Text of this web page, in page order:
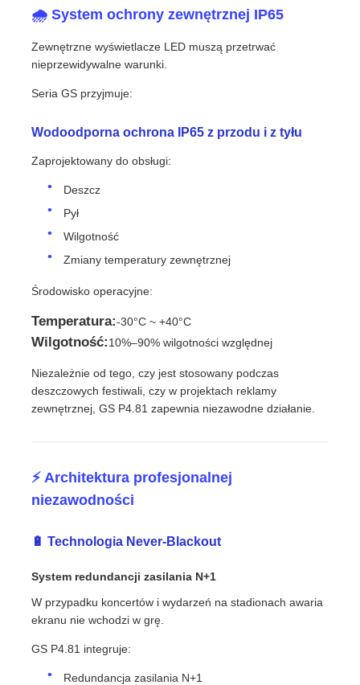
🌧️ System ochrony zewnętrznej IP65
Zewnętrzne wyświetlacze LED muszą przetrwać
nieprzewidywalne warunki.
Seria GS przyjmuje:
Wodoodporna ochrona IP65 z przodu i z tyłu
Zaprojektowany do obsługi:
Deszcz
Pył
Wilgotność
Zmiany temperatury zewnętrznej
Środowisko operacyjne:
Temperatura:-30°C ~ +40°C
Wilgotność:10%–90% wilgotności względnej
Niezależnie od tego, czy jest stosowany podczas
deszczowych festiwali, czy w projektach reklamy
zewnętrznej, GS P4.81 zapewnia niezawodne działanie.
⚡ Architektura profesjonalnej
niezawodności
🔋 Technologia Never-Blackout
System redundancji zasilania N+1
W przypadku koncertów i wydarzeń na stadionach awaria
ekranu nie wchodzi w grę.
GS P4.81 integruje:
Redundancja zasilania N+1